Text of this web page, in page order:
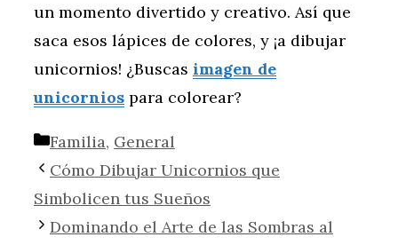
un momento divertido y creativo. Así que
saca esos lápices de colores, y ¡a dibujar
unicornios! ¿Buscas imagen de
unicornios para colorear?
Categorías
Familia, General
Cómo Dibujar Unicornios que
Simbolicen tus Sueños
Dominando el Arte de las Sombras al